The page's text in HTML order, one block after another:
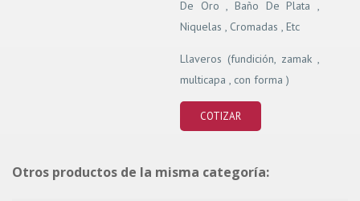
De Oro , Baño De Plata ,
Niquelas , Cromadas , Etc
Llaveros (fundición, zamak ,
multicapa , con forma )
COTIZAR
Otros productos de la misma categoría: